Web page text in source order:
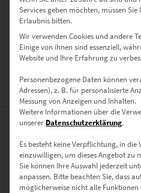
Poster, Leinwand auf Keilrahmen,
40 x 40 cm, 50 x 50 cm, 60 x 60 cm,
100 x 100 cm
BEWERTUNGEN (0)
0
Services geben möchten, müssen
Erlaubnis bitten.
Wir verwenden Cookies und andere
Einige von ihnen sind essenziell,
Website und Ihre Erfahrung zu
Personenbezogene Daten können
Adressen), z. B. für personalisierte
Messung von Anzeigen und Inhalten.
Weitere Informationen über die
unserer Datenschutzerklärung.
Es besteht keine Verpflichtung, in
einzuwilligen, um dieses Angebot zu
Sie können Ihre Auswahl jederzeit
anpassen. Bitte beachten Sie, dass
möglicherweise nicht alle